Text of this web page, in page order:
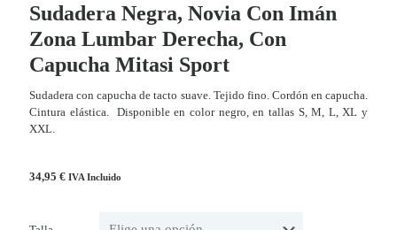
Sudadera Negra, Novia Con Imán
Zona Lumbar Derecha, Con
Capucha Mitasi Sport
Sudadera con capucha de tacto suave. Tejido fino. Cordón en capucha.
Cintura elástica. Disponible en color negro, en tallas S, M, L, XL y
XXL.
34,95 € IVA Incluido